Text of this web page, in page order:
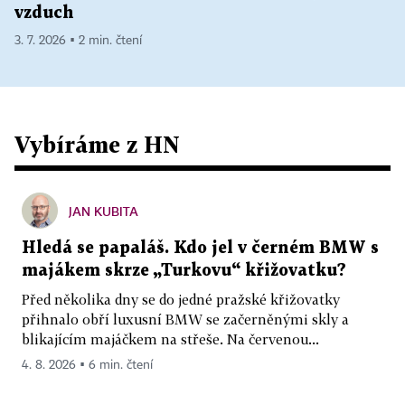
vzduch
3. 7. 2026 ▪ 2 min. čtení
Vybíráme z HN
JAN KUBITA
Hledá se papaláš. Kdo jel v černém BMW s
majákem skrze „Turkovu“ křižovatku?
Před několika dny se do jedné pražské křižovatky
přihnalo obří luxusní BMW se začerněnými skly a
blikajícím majáčkem na střeše. Na červenou...
4. 8. 2026 ▪ 6 min. čtení